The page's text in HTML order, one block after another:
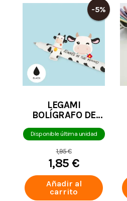
-5%
LEGAMI
BOLÍGRAFO DE
VACA
Disponible última unidad
1,95 €
1,85 €
Añadir al
carrito